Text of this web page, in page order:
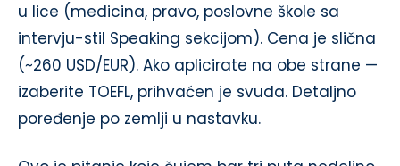
u lice (medicina, pravo, poslovne škole sa
intervju-stil Speaking sekcijom). Cena je slična
(~260 USD/EUR). Ako aplicirate na obe strane —
izaberite TOEFL, prihvaćen je svuda. Detaljno
poređenje po zemlji u nastavku.